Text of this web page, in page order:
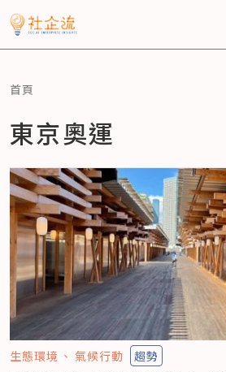
首頁
東京奧運
生態環境 氣候行動 趨勢